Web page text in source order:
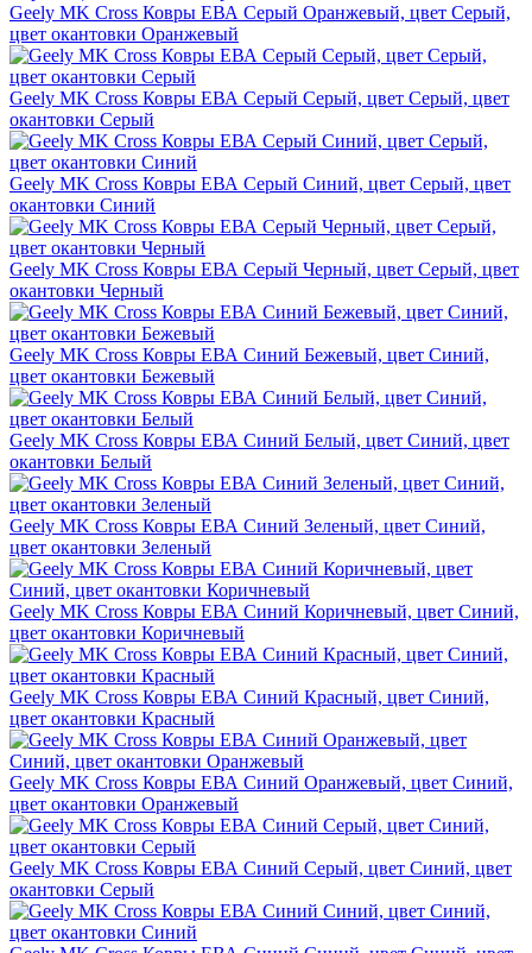
Geely MK Cross Ковры ЕВА Серый Оранжевый, цвет Серый,
цвет окантовки Оранжевый
Geely MK Cross Ковры ЕВА Серый Серый, цвет Серый, цвет
окантовки Серый
Geely MK Cross Ковры ЕВА Серый Синий, цвет Серый, цвет
окантовки Синий
Geely MK Cross Ковры ЕВА Серый Черный, цвет Серый, цвет
окантовки Черный
Geely MK Cross Ковры ЕВА Синий Бежевый, цвет Синий,
цвет окантовки Бежевый
Geely MK Cross Ковры ЕВА Синий Белый, цвет Синий, цвет
окантовки Белый
Geely MK Cross Ковры ЕВА Синий Зеленый, цвет Синий,
цвет окантовки Зеленый
Geely MK Cross Ковры ЕВА Синий Коричневый, цвет Синий,
цвет окантовки Коричневый
Geely MK Cross Ковры ЕВА Синий Красный, цвет Синий,
цвет окантовки Красный
Geely MK Cross Ковры ЕВА Синий Оранжевый, цвет Синий,
цвет окантовки Оранжевый
Geely MK Cross Ковры ЕВА Синий Серый, цвет Синий, цвет
окантовки Серый